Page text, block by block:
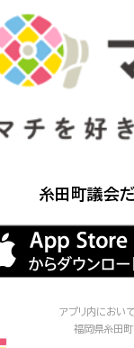
糸田町議会
アプリ内におい
福岡県糸田町